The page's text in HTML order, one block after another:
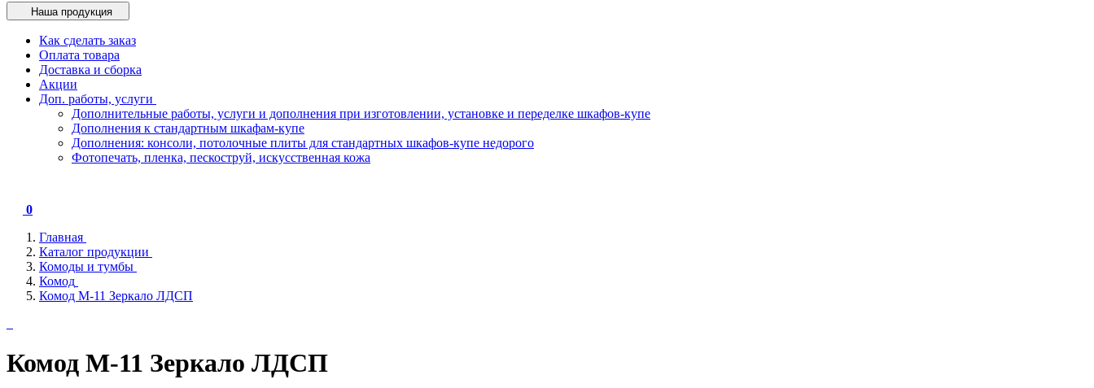
Наша продукция
Как сделать заказ
Оплата товара
Доставка и сборка
Акции
Доп. работы, услуги
Дополнительные работы, услуги и дополнения при изготовлении, установке и переделке шкафов-купе
Дополнения к стандартным шкафам-купе
Дополнения: консоли, потолочные плиты для стандартных шкафов-купе недорого
Фотопечать, пленка, пескоструй, искусственная кожа
0
Главная
Каталог продукции
Комоды и тумбы
Комод
Комод М-11 Зеркало ЛДСП
Комод М-11 Зеркало ЛДСП